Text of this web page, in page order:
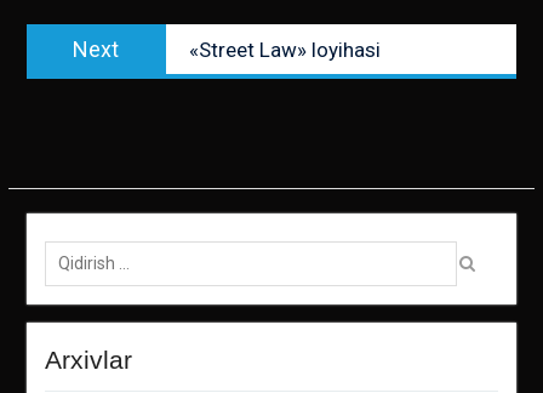
Next
post:
«Street Law» loyihasi
Qidirish:
Arxivlar